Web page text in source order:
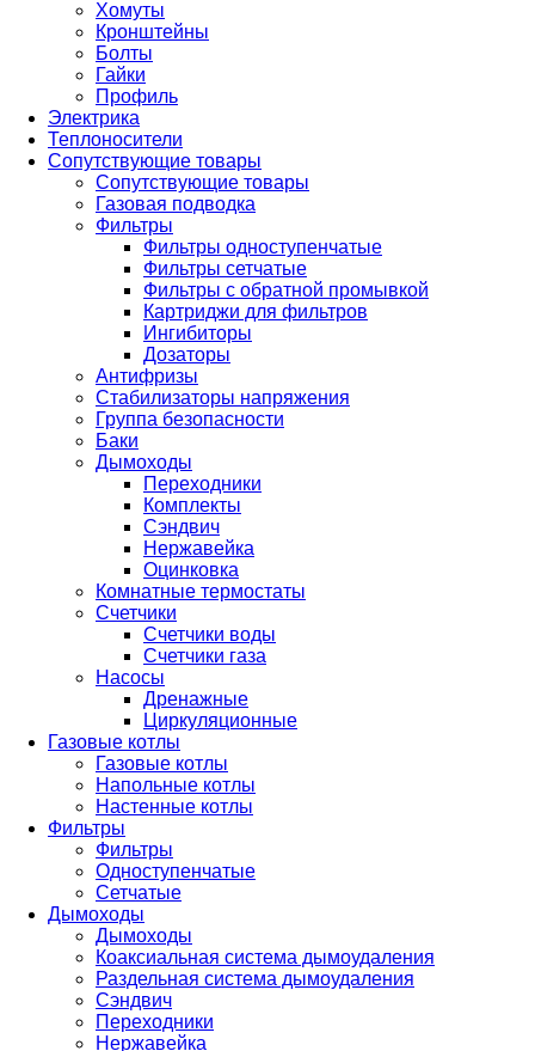
Хомуты
Кронштейны
Болты
Гайки
Профиль
Электрика
Теплоносители
Сопутствующие товары
Сопутствующие товары
Газовая подводка
Фильтры
Фильтры одноступенчатые
Фильтры сетчатые
Фильтры с обратной промывкой
Картриджи для фильтров
Ингибиторы
Дозаторы
Антифризы
Стабилизаторы напряжения
Группа безопасности
Баки
Дымоходы
Переходники
Комплекты
Сэндвич
Нержавейка
Оцинковка
Комнатные термостаты
Счетчики
Счетчики воды
Счетчики газа
Насосы
Дренажные
Циркуляционные
Газовые котлы
Газовые котлы
Напольные котлы
Настенные котлы
Фильтры
Фильтры
Одноступенчатые
Сетчатые
Дымоходы
Дымоходы
Коаксиальная система дымоудаления
Раздельная система дымоудаления
Сэндвич
Переходники
Нержавейка